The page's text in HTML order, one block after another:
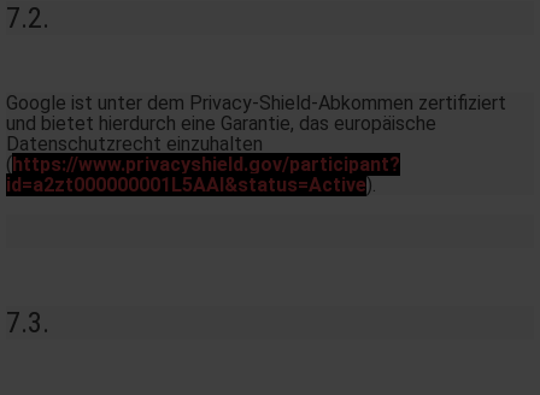
7.2.
Google ist unter dem Privacy-Shield-Abkommen zertifiziert
und bietet hierdurch eine Garantie, das europäische
Datenschutzrecht einzuhalten
(https://www.privacyshield.gov/participant?
id=a2zt000000001L5AAI&status=Active).
7.3.